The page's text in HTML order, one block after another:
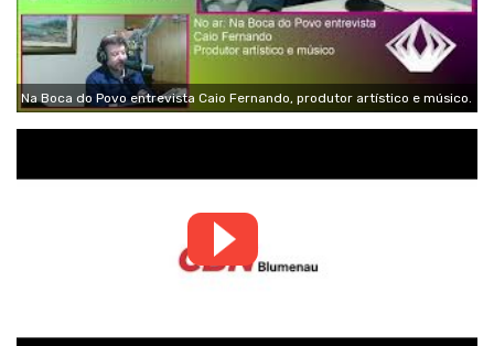
Na Boca do Povo entrevista Caio Fernando, produtor artístico e músico.